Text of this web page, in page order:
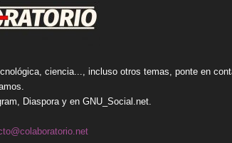
ciencia..., incluso otros temas, ponte en
, Diasporay en GNU_Social.net.